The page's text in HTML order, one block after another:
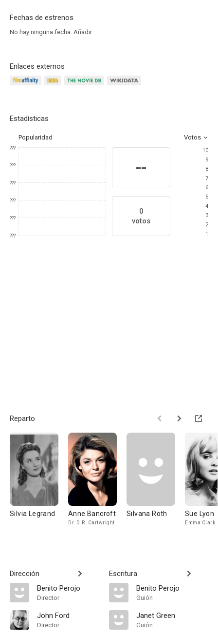
Fechas de estrenos
No hay ninguna fecha. Añadir
Enlaces externos
Estadísticas
Popularidad Votos
???
???
???
???
???
???
--
0
votos
10
9
8
7
6
5
4
3
2
1
Reparto
Silvia Legrand Anne Bancroft
Dr. D.R. Cartwright
Silvana Roth Sue Lyon
Emma Clark
Dirección
Benito Perojo
Director
John Ford
Director
Escritura
Benito Perojo
Guión
Janet Green
Guión